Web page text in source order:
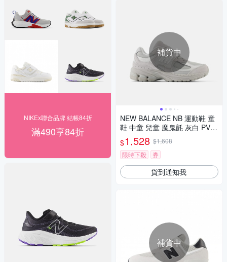
NIKEx聯合品牌 結帳84折
滿490享84折
補貨中
NEW BALANCE NB 運動鞋 童
鞋 中童 兒童 魔鬼氈 灰白 PV20
02CC-W楦
$1,528 $1,608
限時下殺
券
貨到通知我
補貨中